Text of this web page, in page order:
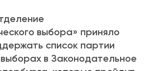
выбора» приняло
список партии
в Законодательное